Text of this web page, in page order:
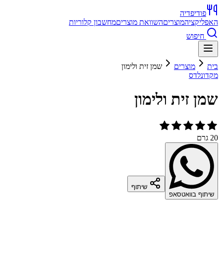
פודיפדיה
האפליקציהמוצריםהשוואת מוצריםמחשבון קלוריות
חיפוש
בית מוצרים
שמן זית ולימון
מקדונלדס
שמן זית ולימון
20 גרם
שיתוף בוואטסאפ
שיתוף